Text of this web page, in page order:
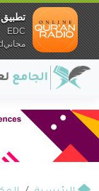
تطبيق
EDC
مجانيundefined